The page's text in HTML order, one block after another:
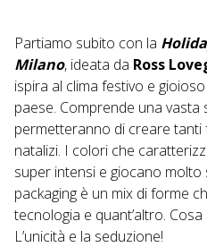
Partiamo subito con la
Milano, ideata da Ross
ispira al clima festivo e
paese. Comprende una
permetteranno di creare tanti
natalizi. I colori che
super intensi e giocano
packaging è un mix di forme
tecnologia e quant’altro.
L’unicità e la seduzione!